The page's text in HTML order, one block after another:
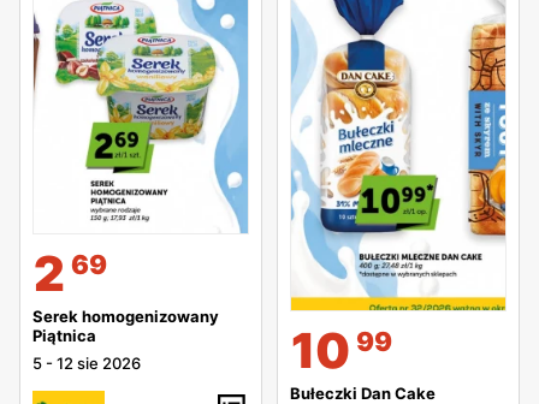
2 69
Serek homogenizowany
Piątnica
5 -12 sie 2026 10 99
Bułeczki Dan Cake